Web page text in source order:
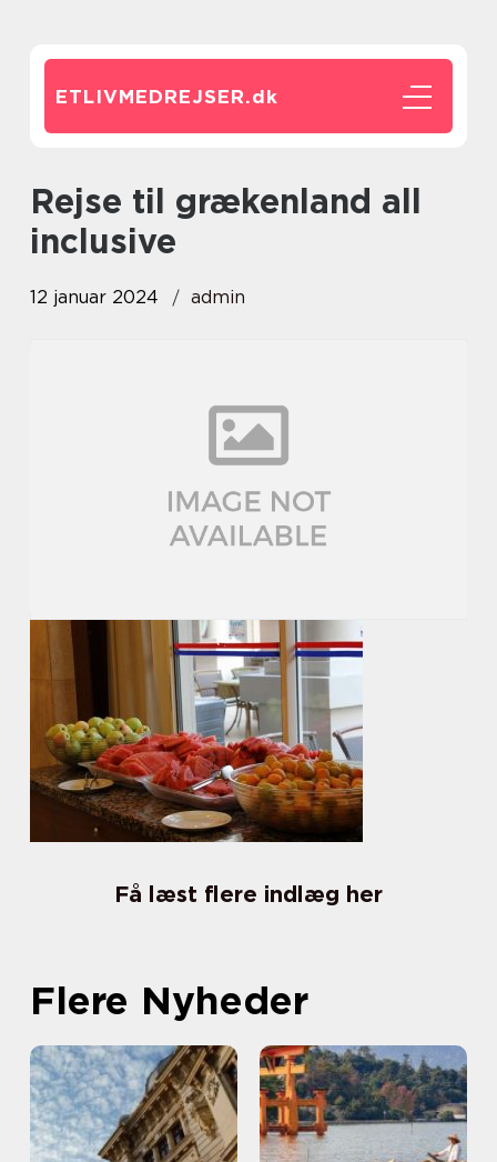
ETLIVMEDREJSER.dk
rejse til grækenland all
inclusive
12 januar 2024 admin
Få læst flere indlæg her
Flere Nyheder